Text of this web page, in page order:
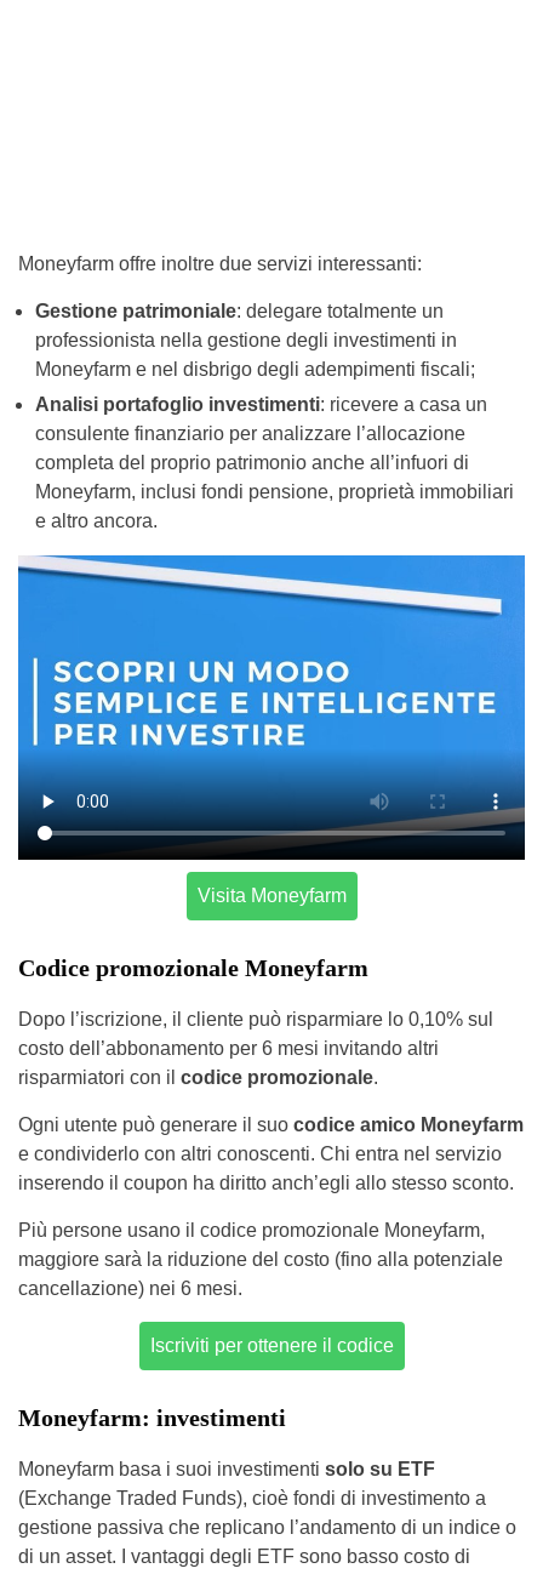
Moneyfarm offre inoltre due servizi interessanti:
Gestione patrimoniale: delegare totalmente un
professionista nella gestione degli investimenti in
Moneyfarm e nel disbrigo degli adempimenti fiscali;
Analisi portafoglio investimenti: ricevere a casa un
consulente finanziario per analizzare l’allocazione
completa del proprio patrimonio anche all’infuori di
Moneyfarm, inclusi fondi pensione, proprietà immobiliari
e altro ancora.
Visita Moneyfarm
Codice promozionale Moneyfarm
Dopo l’iscrizione, il cliente può risparmiare lo 0,10% sul
costo dell’abbonamento per 6 mesi invitando altri
risparmiatori con il codice promozionale.
Ogni utente può generare il suo codice amico Moneyfarm
e condividerlo con altri conoscenti. Chi entra nel servizio
inserendo il coupon ha diritto anch’egli allo stesso sconto.
Più persone usano il codice promozionale Moneyfarm,
maggiore sarà la riduzione del costo (fino alla potenziale
cancellazione) nei 6 mesi.
Iscriviti per ottenere il codice
Moneyfarm: investimenti
Moneyfarm basa i suoi investimenti solo su ETF
(Exchange Traded Funds), cioè fondi di investimento a
gestione passiva che replicano l’andamento di un indice o
di un asset. I vantaggi degli ETF sono basso costo di